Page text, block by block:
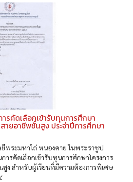
รคัดเลือกเข้ารับทุนการศึกษา
ายอาชีพชั้นสูง ประจำปีการศึกษา
พระมหาไถ่ หนองคาย ในพระราชูป
ารคัดเลือกเข้ารับทุนการศึกษาโครงการ
ง สำหรับผู้เรียนที่มีความต้องการพิเศษ